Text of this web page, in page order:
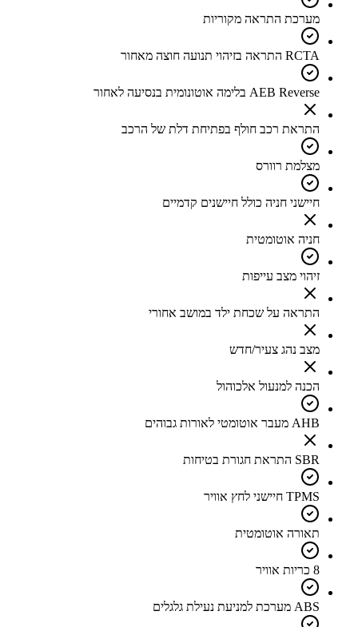
מערכת התראה מקוריות
RCTA התראה בזיהוי תנועה חוצה מאחור
AEB Reverse בלימה אוטונומית בנסיעה לאחור
התראת רכב חולף בפתיחת דלת של הרכב
מצלמת רוורס
חיישני חניה כולל חיישנים קדמיים
חניה אוטומטית
זיהוי מצב עייפות
התראה על שכחת ילד במושב אחורי
מצב נהג צעיר/חדש
הכנה למנעול אלכוהול
AHB מעבר אוטומטי לאורות גבוהים
SBR התראת חגורת בטיחות
TPMS חיישני לחץ אוויר
תאורה אוטומטית
8 כריות אוויר
ABS מערכת למניעת נעילת גלגלים